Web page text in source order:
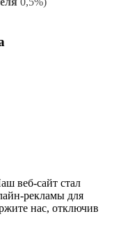
веб-сайт стал
рекламы для
нас, отключив